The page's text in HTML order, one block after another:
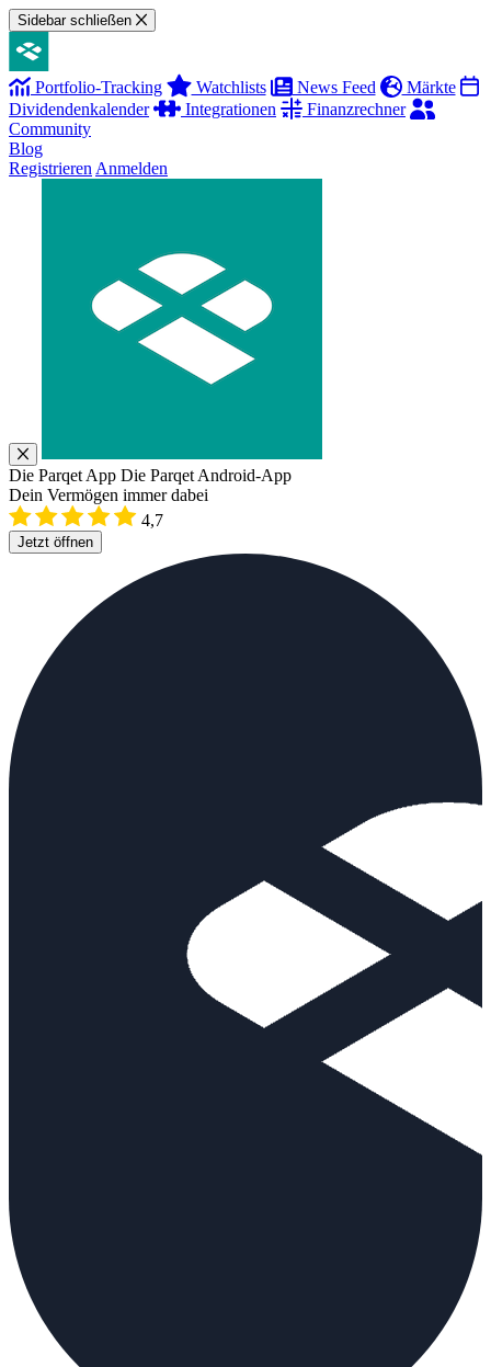
Sidebar schließen
Portfolio-Tracking Watchlists News Feed
Märkte
Dividendenkalender
Integrationen
Finanzrechner
Community
Blog
Registrieren Anmelden
Die Parqet App Die Parqet Android-App
Dein Vermögen immer dabei
4,7
Jetzt öffnen